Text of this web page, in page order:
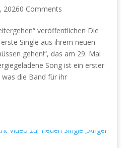
20260 Comments
veröffentlichen Die
Single aus ihrem neuen
gehen!“, das am 29. Mai
Song ist ein erster
die Band für ihr